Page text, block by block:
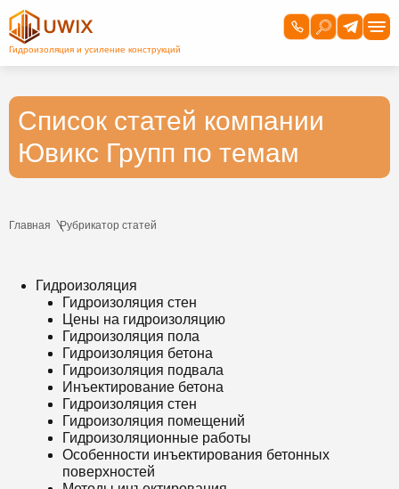
Список статей компании
Ювикс Групп по темам
Главная Рубрикатор статей
Гидроизоляция
Гидроизоляция стен
Цены на гидроизоляцию
Гидроизоляция пола
Гидроизоляция бетона
Гидроизоляция подвала
Инъектирование бетона
Гидроизоляция стен
Гидроизоляция помещений
Гидроизоляционные работы
Особенности инъектирования бетонных
поверхностей